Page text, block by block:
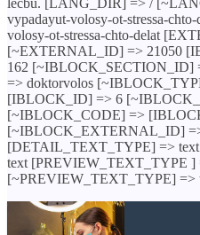
léčbu. [LANG_DIR] => /
vypadayut-volosy-ot-stressa-
volosy-ot-stressa-chto-delat
[~EXTERNAL_ID] => 21050
162
=> doktorvolos
[IBLOCK_ID] => 6
[~IBLOCK_CODE] =>
[~IBLOCK_EXTERNAL_ID]
[DETAIL_TEXT_TYPE] =>
text [PREVIEW_TEXT_TYPE ]
[~PREVIEW_TEXT_TYPE]